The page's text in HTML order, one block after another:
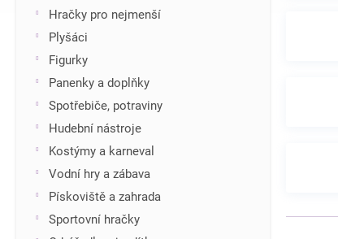
Hračky pro nejmenší
Plyšáci
Figurky
Panenky a doplňky
Spotřebiče, potraviny
Hudební nástroje
Kostýmy a karneval
Vodní hry a zábava
Pískoviště a zahrada
Sportovní hračky